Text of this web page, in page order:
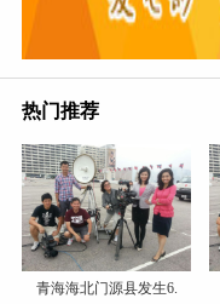
热门推荐
青海海北门源县发生6.